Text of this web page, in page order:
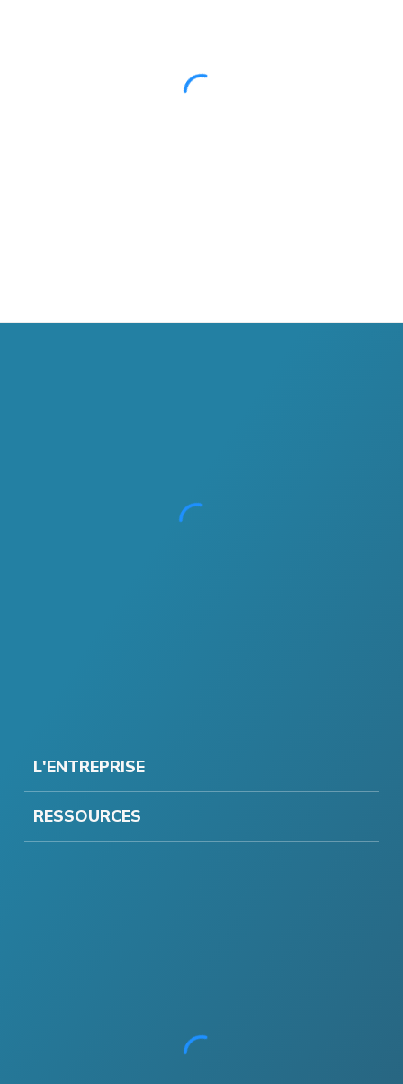
L'ENTREPRISE
RESSOURCES